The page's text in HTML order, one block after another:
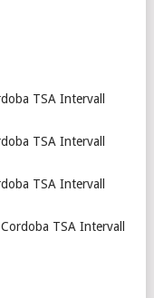
TSA Intervall
TSA Intervall
TSA Intervall
Cordoba TSA Intervall